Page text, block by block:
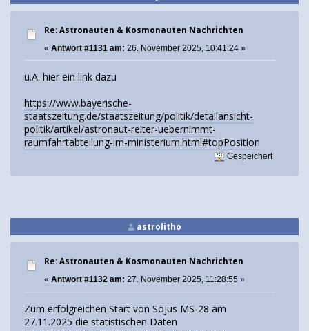
Re: Astronauten & Kosmonauten Nachrichten
« Antwort #1131 am: 26. November 2025, 10:41:24 »
u.A. hier ein link dazu
https://www.bayerische-
staatszeitung.de/staatszeitung/politik/detailansicht-
politik/artikel/astronaut-reiter-uebernimmt-
raumfahrtabteilung-im-ministerium.html#topPosition
Gespeichert
astrolitho
Re: Astronauten & Kosmonauten Nachrichten
« Antwort #1132 am: 27. November 2025, 11:28:55 »
Zum erfolgreichen Start von Sojus MS-28 am
27.11.2025 die statistischen Daten